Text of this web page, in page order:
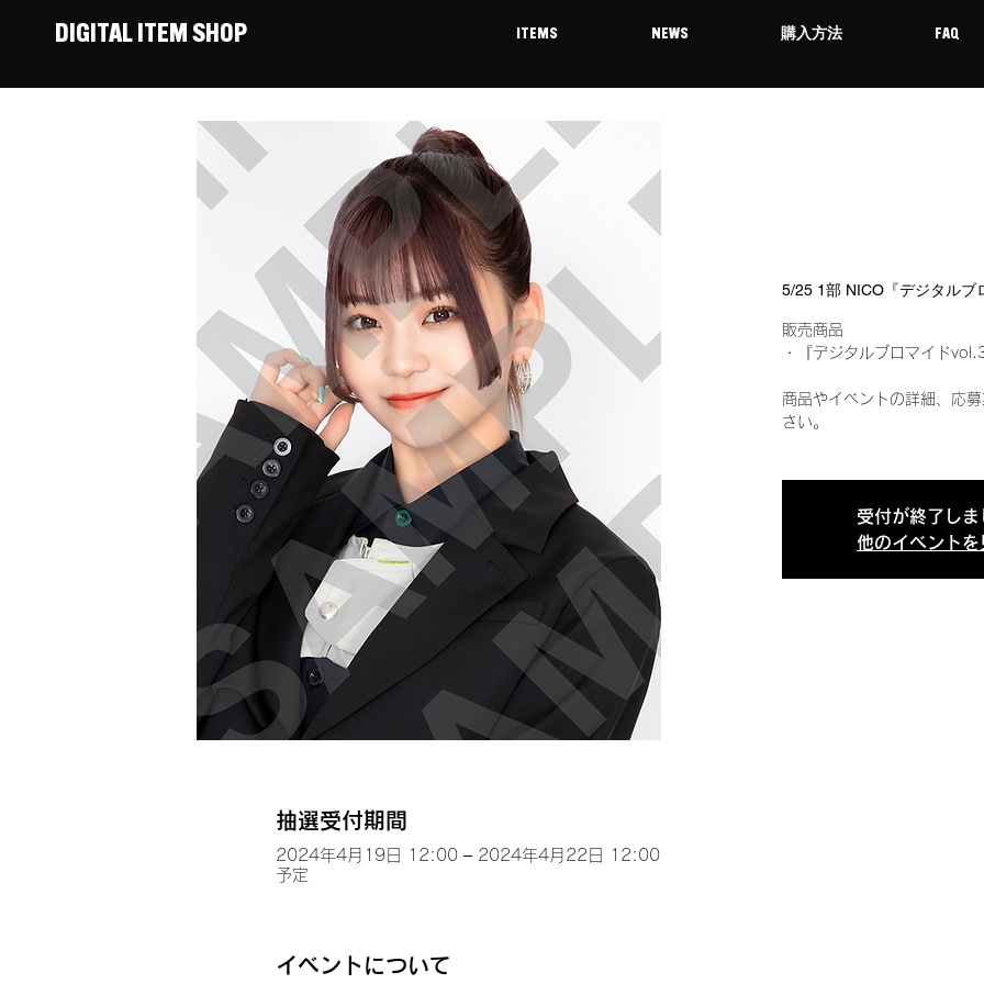
DIGITAL ITEM SHOP ITEMS NEWS 購入方法 FAQ
5/25 1部 NICO『デジタルブ
販売商品
・『デジタルブロマイド
商品やイベントの詳細、応
さい。
受付が終了しま
他のイベントを
抽選受付期間
2024年4月19日 12:00 – 2024年4月22日 12:00
予定
イベントについて